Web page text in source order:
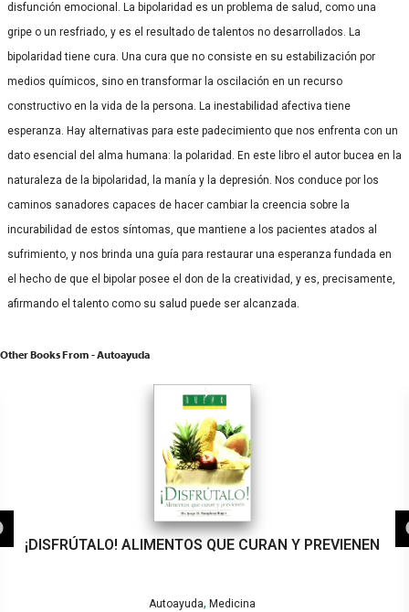
disfunción emocional. La bipolaridad es un problema de salud, como una
gripe o un resfriado, y es el resultado de talentos no desarrollados. La
bipolaridad tiene cura. Una cura que no consiste en su estabilización por
medios químicos, sino en transformar la oscilación en un recurso
constructivo en la vida de la persona. La inestabilidad afectiva tiene
esperanza. Hay alternativas para este padecimiento que nos enfrenta con un
dato esencial del alma humana: la polaridad. En este libro el autor bucea en la
naturaleza de la bipolaridad, la manía y la depresión. Nos conduce por los
caminos sanadores capaces de hacer cambiar la creencia sobre la
incurabilidad de estos síntomas, que mantiene a los pacientes atados al
sufrimiento, y nos brinda una guía para restaurar una esperanza fundada en
el hecho de que el bipolar posee el don de la creatividad, y es, precisamente,
afirmando el talento como su salud puede ser alcanzada.
Other Books From - Autoayuda
¡ATRAPADO!… PERO CON SALIDA
Autoayuda,Educación,Psicología